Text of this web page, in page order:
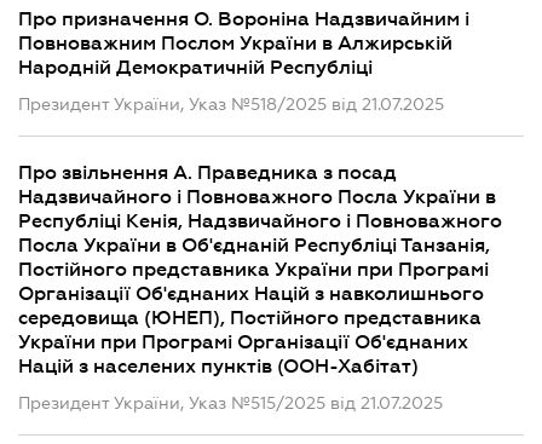
Про призначення О. Вороніна Надзвичайним і
Повноважним Послом України в Алжирській
Народній Демократичній Республіці
Президент України, Указ №518/2025 від 21.07.2025
Про звільнення А. Праведника з посад
Надзвичайного і Повноважного Посла України в
Республіці Кенія, Надзвичайного і Повноважного
Посла України в Об'єднаній Республіці Танзанія,
Постійного представника України при Програмі
Організації Об'єднаних Націй з навколишнього
середовища (ЮНЕП), Постійного представника
України при Програмі Організації Об'єднаних
Націй з населених пунктів (ООН-Хабітат)
Президент України, Указ №515/2025 від 21.07.2025